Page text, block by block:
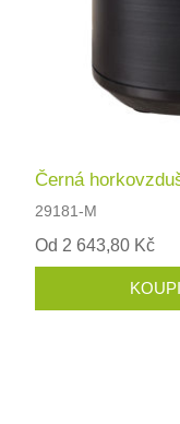
Černá
29181-M
Od 2 643,80 Kč